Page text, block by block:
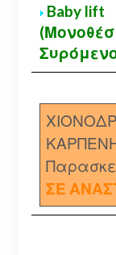
Baby lift
ΣΕ